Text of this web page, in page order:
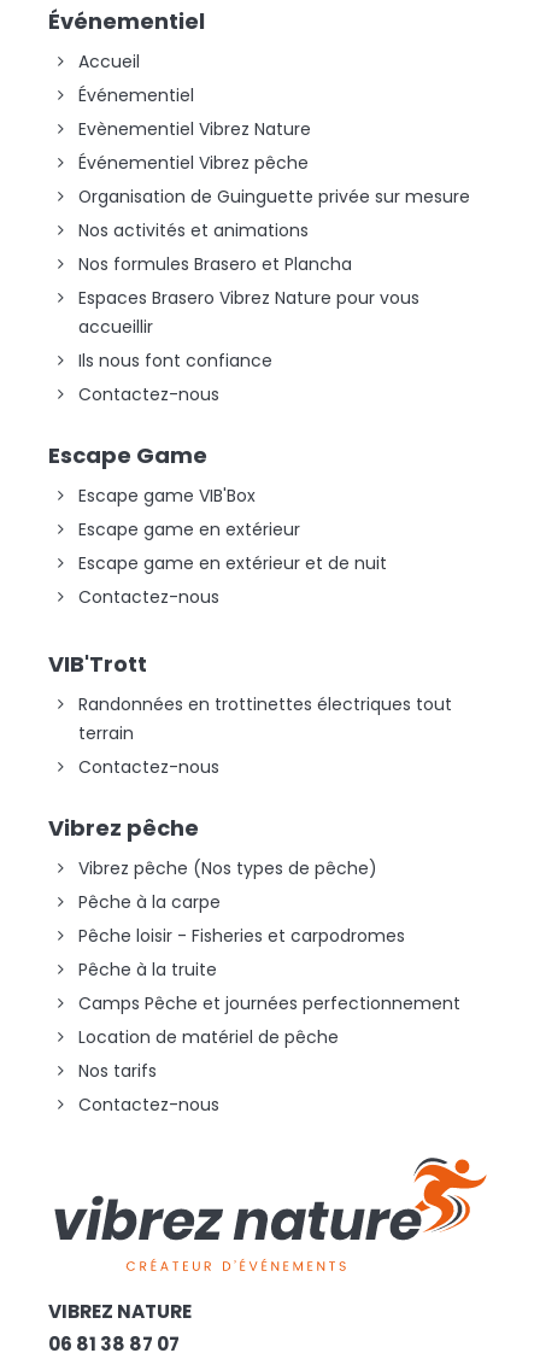
Événementiel
Accueil
Événementiel
Evènementiel Vibrez Nature
Événementiel Vibrez pêche
Organisation de Guinguette privée sur mesure
Nos activités et animations
Nos formules Brasero et Plancha
Espaces Brasero Vibrez Nature pour vous
accueillir
Ils nous font confiance
Contactez-nous
Escape Game
Escape game VIB'Box
Escape game en extérieur
Escape game en extérieur et de nuit
Contactez-nous
VIB'Trott
Randonnées en trottinettes électriques tout
terrain
Contactez-nous
Vibrez pêche
Vibrez pêche (Nos types de pêche)
Pêche à la carpe
Pêche loisir - Fisheries et carpodromes
Pêche à la truite
Camps Pêche et journées perfectionnement
Location de matériel de pêche
Nos tarifs
Contactez-nous
VIBREZ NATURE
06 81 38 87 07